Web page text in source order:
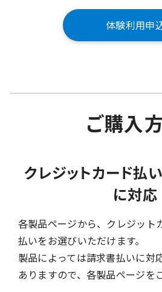
体験利用申
ご購入
クレジットカード払
に対応
各製品ページから、クレジット
払いをお選びいただけます。
製品によっては請求書払いに対
ありますので、各製品ページを